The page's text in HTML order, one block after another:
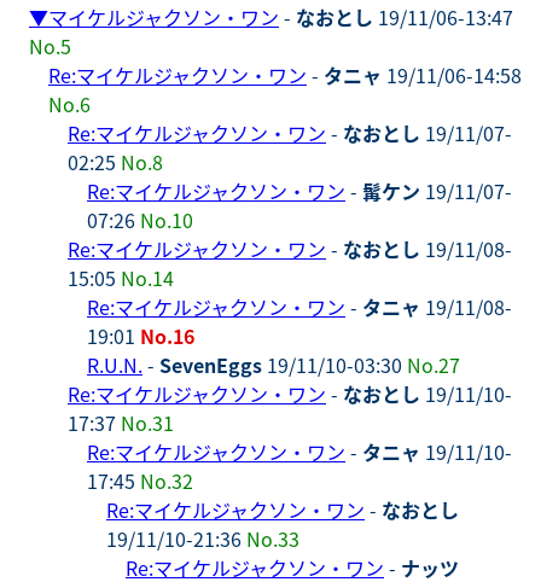
▼マイケルジャクソン・ワン - なおとし 19/11/06-13:47
No.5
Re:マイケルジャクソン・ワン - タニャ 19/11/06-14:58
No.6
Re:マイケルジャクソン・ワン - なおとし 19/11/07-
02:25 No.8
Re:マイケルジャクソン・ワン - 髯ケン 19/11/07-
07:26 No.10
Re:マイケルジャクソン・ワン - なおとし 19/11/08-
15:05 No.14
Re:マイケルジャクソン・ワン - タニャ 19/11/08-
19:01 No.16
R.U.N.- SevenEggs 19/11/10-03:30 No.27
Re:マイケルジャクソン・ワン - なおとし 19/11/10-
17:37 No.31
Re:マイケルジャクソン・ワン - タニャ 19/11/10-
17:45 No.32
Re:マイケルジャクソン・ワン - なおとし
19/11/10-21:36 No.33
Re:マイケルジャクソン・ワン - ナッツ